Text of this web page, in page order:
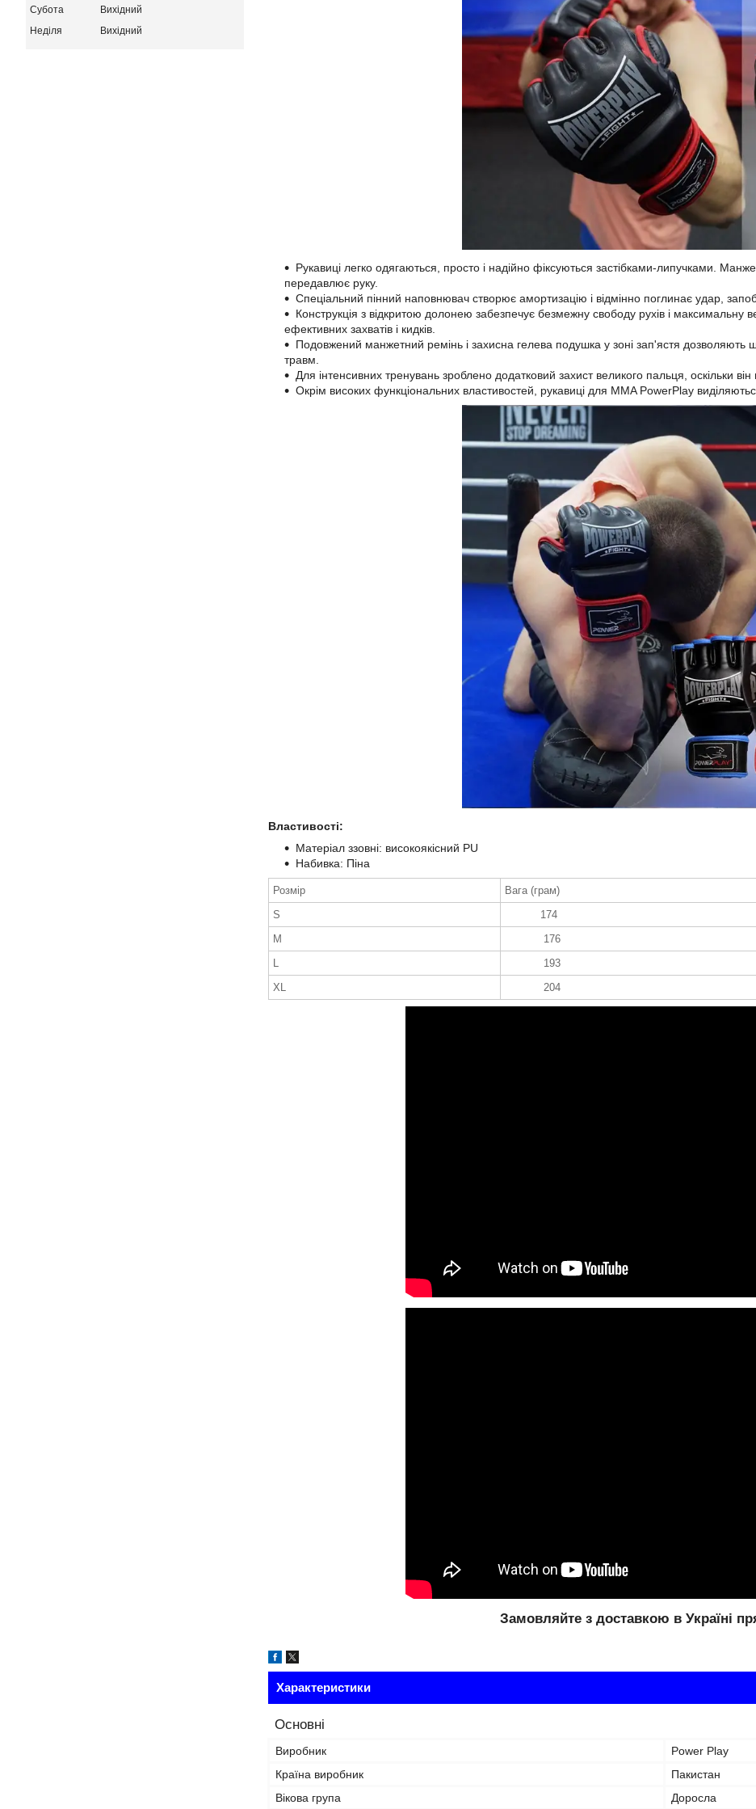
Рукавиці легко одягаються, просто і надійно фіксуються застібками-липучками.
передавлює руку.
Спеціальний пінний наповнювач створює амортизацію і відмінно поглинає удар,
Конструкція з відкритою долонею забезпечує безмежну свободу рухів і максимальну
ефективних захватів і кидків.
Подовжений манжетний ремінь і захисна гелева подушка у зоні зап'ястя дозволяють
травм.
Для інтенсивних тренувань зроблено додатковий захист великого пальця, оскільки
Окрім високих функціональних властивостей, рукавиці для MMA PowerPlay
Властивості:
Матеріал ззовні: високоякісний PU
Набивка: Піна
Розмір Вага (грам)
S
174
M
176
L
193
XL
204
Замовляйте з доставкою в Україні
Характеристики
Основні
Виробник
Power Play
Країна виробник
Пакистан
Вікова група
Доросла
Субота
Вихідний
Неділя
Вихідний